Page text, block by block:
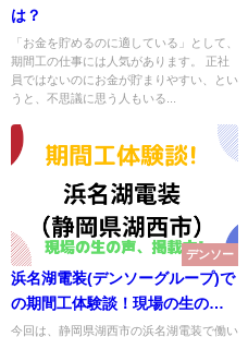
は？
「お金を貯めるのに適している」として、
期間工の仕事には人気があります。 正社
員ではないのにお金が貯まりやすい、とい
うと、不思議に思う人もいる...
デンソー
浜名湖電装(デンソーグループ)で
の期間工体験談！現場の生の声
掲載中！
今回は、静岡県湖西市の浜名湖電装で働い